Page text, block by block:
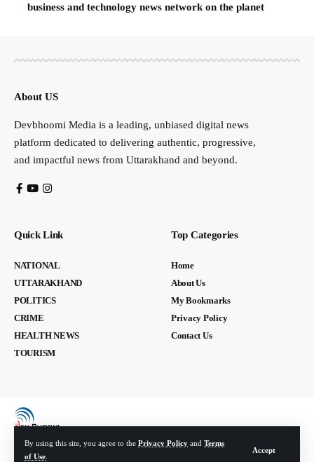
By using this site, you agree to the Privacy Policy and Terms
of Use
Accept
business and technology news network on the planet
About US
Devbhoomi Media is a leading, unbiased digital news
platform dedicated to delivering authentic, progressive,
and impactful news from Uttarakhand and beyond.
Quick Link
NATIONAL
UTTARAKHAND
POLITICS
CRIME
HEALTH NEWS
TOURISM
Top Categories
Home
About Us
My Bookmarks
Privacy Policy
Contact Us